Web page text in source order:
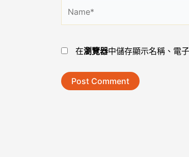
在瀏覽器中儲存顯示名稱、電